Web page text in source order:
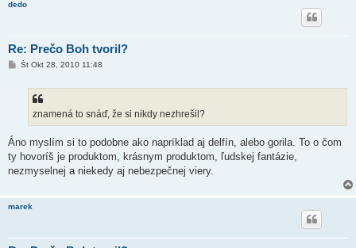
dedo
Re: Prečo Boh tvoril?
P
k
Št Okt 28, 2010 11:48
znamená to snáď, že si nikdy nezhrešil?
Áno myslím si to podobne ako napríklad aj delfín, alebo gorila. To o čom
ty hovoríš je produktom, krásnym produktom, ľudskej fantázie,
nezmyselnej a niekedy aj nebezpečnej viery.
marek